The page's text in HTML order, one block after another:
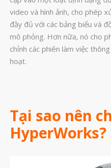
video và hình ảnh, cho phép
đầy đủ với các bảng biểu và
mô phỏng. Hơn nữa, nó cho
chỉnh các phiên làm việc
hoạt.
Tại sao nên
HyperWorks?